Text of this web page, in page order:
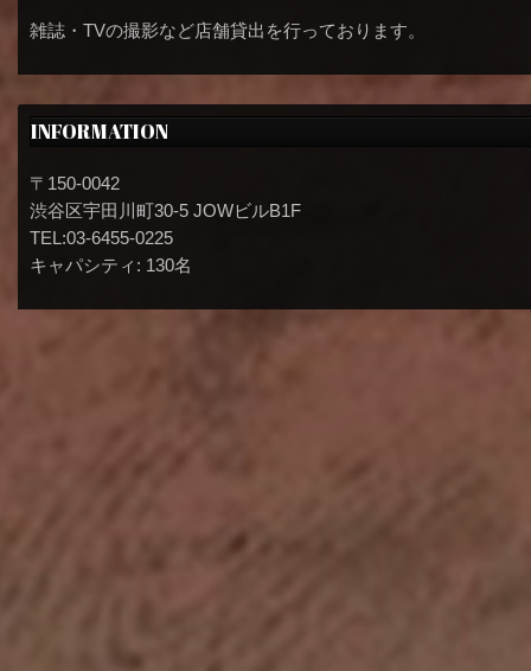
雑誌・TVの撮影など店舗貸出を行っております。
INFORMATION
〒150-0042
渋谷区宇田川町30-5 JOWビルB1F
TEL:03-6455-0225
キャパシティ: 130名